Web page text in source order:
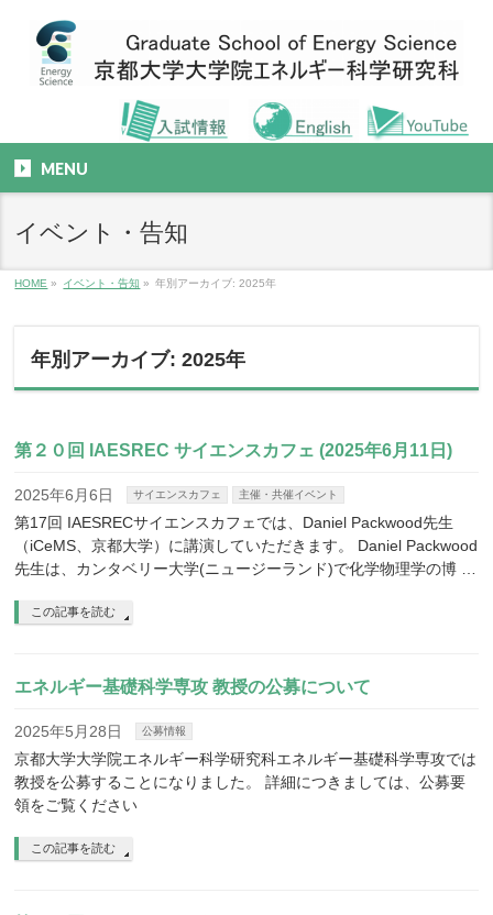
MENU
イベント・告知
HOME » イベント・告知 » 年別アーカイブ: 2025年
年別アーカイブ: 2025年
第２０回 IAESREC サイエンスカフェ (2025年6月11日)
2025年6月6日 サイエンスカフェ 主催・共催イベント
第17回 IAESRECサイエンスカフェでは、Daniel Packwood先生
（iCeMS、京都大学）に講演していただきます。 Daniel Packwood
先生は、カンタベリー大学(ニュージーランド)で化学物理学の博 …
この記事を読む
エネルギー基礎科学専攻 教授の公募について
2025年5月28日 公募情報
京都大学大学院エネルギー科学研究科エネルギー基礎科学専攻では
教授を公募することになりました。 詳細につきましては、公募要
領をご覧ください
この記事を読む